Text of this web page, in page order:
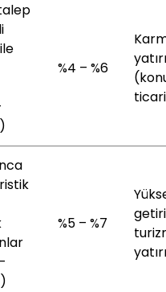
%4 – %6
%5 – %7